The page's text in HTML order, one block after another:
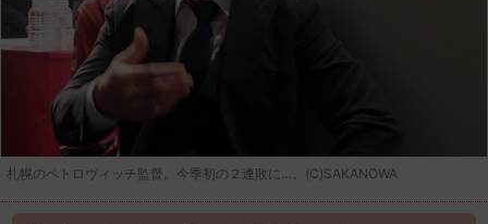
札幌のペトロヴィッチ監督。今季初の２連敗に…。(C)SAKANOWA